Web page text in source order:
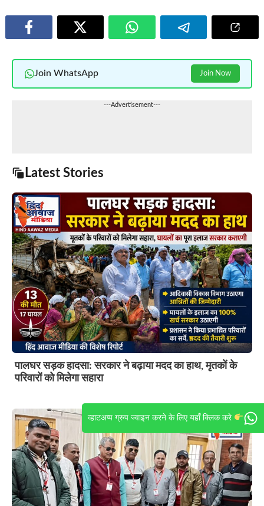
व्हाटअप्प ग्रुप ज्वाइन करने के लिए यहाँ क्लिक करे
Join WhatsApp Join Now
---Advertisement---
Latest Stories
पालघर सड़क हादसा: सरकार ने बढ़ाया मदद का हाथ, मृतकों के
परिवारों को मिलेगा सहारा